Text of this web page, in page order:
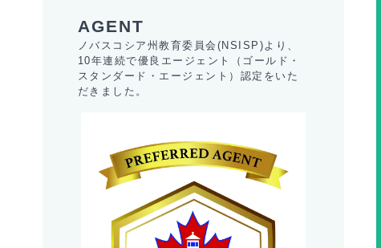
ノバスコシア州教育委員会(NSISP)より、
10年連続で優良エージェント（ゴールド・
スタンダード・エージェント）認定をいた
だきました。